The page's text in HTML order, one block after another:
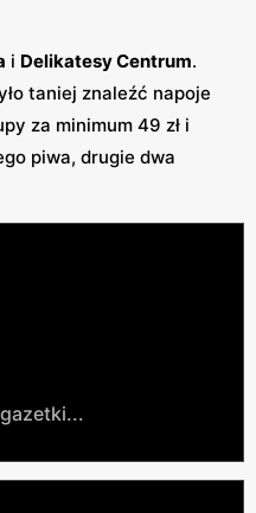
i Delikatesy Centrum.
taniej znaleźć napoje
za minimum 49 zł i
piwa, drugie dwa